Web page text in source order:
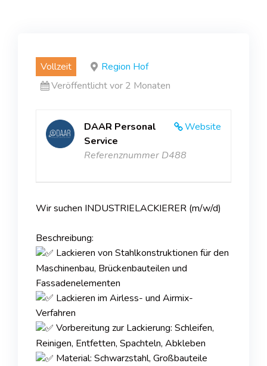
Vollzeit
Region Hof
Veröffentlicht vor 2 Monaten
Website
DAAR Personal
Service
Referenznummer D488
Wir suchen INDUSTRIELACKIERER (m/w/d)
Beschreibung:
Lackieren von Stahlkonstruktionen für den
Maschinenbau, Brückenbauteilen und
Fassadenelementen
Lackieren im Airless- und Airmix-
Verfahren
Vorbereitung zur Lackierung: Schleifen,
Reinigen, Entfetten, Spachteln, Abkleben
Material: Schwarzstahl, Großbauteile